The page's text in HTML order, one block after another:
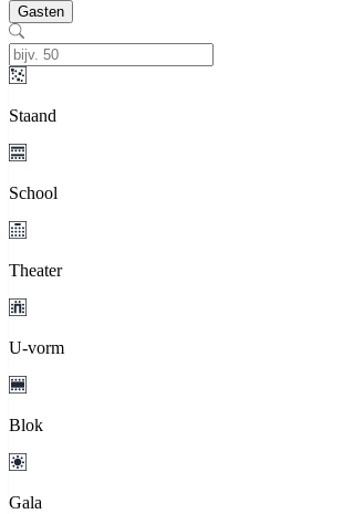
Gasten
Staand
School
Theater
U-vorm
Blok
Gala